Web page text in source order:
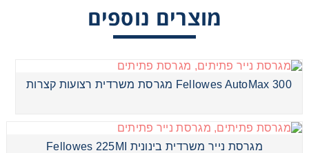
מוצרים נוספים
Fellowes AutoMax 300 מגרסת משרדית רצועות קצרות
מגרסת נייר משרדית בינונית Fellowes 225MI
מגרסת נייר משרדית בינונית Fellowes AutoMax200
מגרסת נייר משרדית בינונית Fellowes AutiMax130